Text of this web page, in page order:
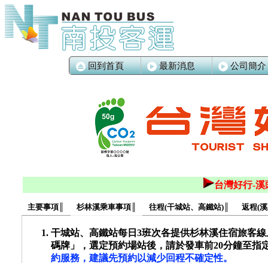
回到首頁 最新消息 公司簡介
台灣好行-溪
主要事項║ 杉林溪乘車事項║ 往程(干城站、高鐵站)║ 返程(
干城站、高鐵站每日3班次各提供杉林溪住宿旅客
碼牌」，選定預約場站後，請於發車前20分鐘至
約服務，建議先預約以減少回程不確定性。